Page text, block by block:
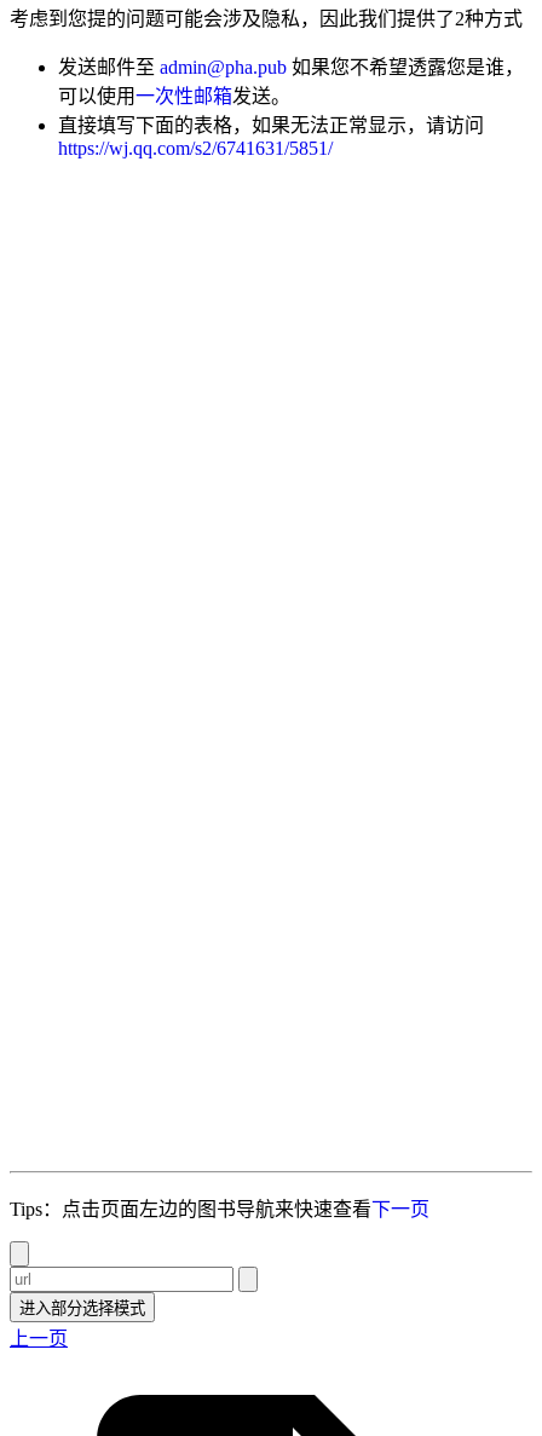
考虑到您提的问题可能会涉及隐私，因此我们提供了2种方式
发送邮件至 admin@pha.pub 如果您不希望透露您是谁，
可以使用一次性邮箱发送。
直接填写下面的表格，如果无法正常显示，请访问
https://wj.qq.com/s2/6741631/5851/
Tips：点击页面左边的图书导航来快速查看下一页
进入部分选择模式
上一页